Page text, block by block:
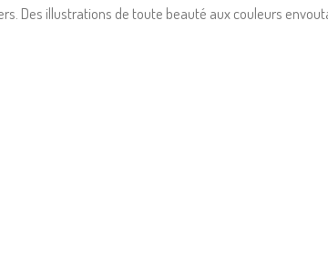
Des illustrations de toute beauté aux couleurs